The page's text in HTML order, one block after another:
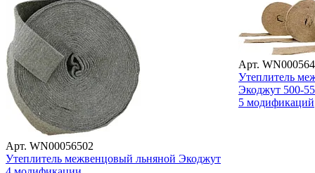
Арт. WN00056502
Утеплитель межвенцовый льняной Экоджут
Арт.
Утеплитель
Экоджут 500-
5 модификаций